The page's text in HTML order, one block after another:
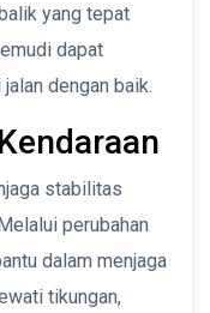
yang tepat
dapat
dengan baik.
stabilitas
perubahan
dalam menjaga
tikungan,